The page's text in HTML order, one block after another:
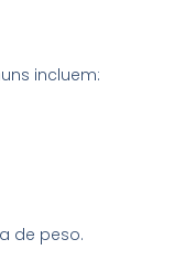
incluem:
de peso.